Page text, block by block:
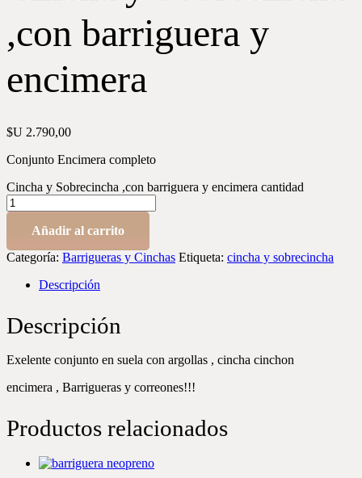
,con barriguera y
encimera
$U 2.790,00
Conjunto Encimera completo
Cincha y Sobrecincha ,con barriguera y encimera cantidad
Añadir al carrito
Categoría: Barrigueras y Cinchas Etiqueta: cincha y sobrecincha
Descripción
Descripción
Exelente conjunto en suela con argollas , cincha cinchon
encimera , Barrigueras y correones!!!
Productos relacionados